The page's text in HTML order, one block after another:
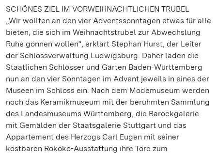
SCHÖNES ZIEL IM VORWEIHNACHTLICHEN TRUBEL
„Wir wollten an den vier Adventssonntagen etwas für alle
bieten, die sich im Weihnachtstrubel zur Abwechslung
Ruhe gönnen wollen“, erklärt Stephan Hurst, der Leiter
der Schlossverwaltung Ludwigsburg. Daher laden die
Staatlichen Schlösser und Gärten Baden-Württemberg
nun an den vier Sonntagen im Advent jeweils in eines der
Museen im Schloss ein. Nach dem Modemuseum werden
noch das Keramikmuseum mit der berühmten Sammlung
des Landesmuseums Württemberg, die Barockgalerie
mit Gemälden der Staatsgalerie Stuttgart und das
Appartement des Herzogs Carl Eugen mit seiner
kostbaren Rokoko-Ausstattung ihre Tore zum